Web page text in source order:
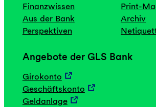
Finanzwissen
Aus der Bank
Perspektiven
Print-
Archiv
Angebote der GLS Bank
Girokonto
Geschäftskonto
Geldanlage